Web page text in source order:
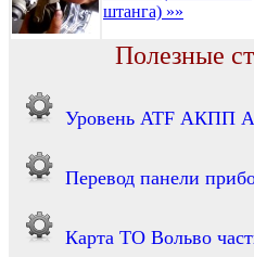
штанга) »»
Полезные
Уровень ATF АКПП
Перевод панели
Карта ТО Вольво